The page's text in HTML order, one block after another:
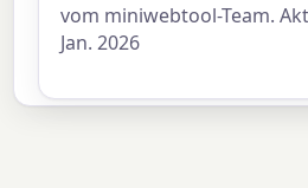
vom miniwebtool-Team.
Jan. 2026